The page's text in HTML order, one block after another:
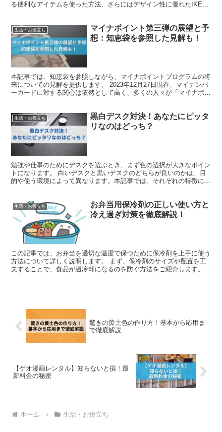
る便利なアイテムを使った方法、さらにはデザイン性に優れたIKEA
生活・お役立ち
マイナポイント第三弾の展望と予
想：知恵袋を参照した見解も！
本記事では、知恵袋を参照しながら、マイナポイントプログラムの将
来についての見解を提供します。 2023年12月27日現在、マイナンバ
ーカードに対する関心は依然として高く、多くの人々が「マイナポイ
生活・お役立ち
黒白デスク対決！あなたにピッタ
リなのはどっち？
勉強や仕事のためにデスクを選ぶとき、まず色の選択が大きなポイン
トになります。 白いデスクと黒いデスクのどちらが良いのかは、目
的や使う環境によって異なります。本記事では、それぞれの特徴につ
生活・お役立ち
お弁当用保冷剤の正しい使い方と
冷え過ぎ対策を徹底解説！
この記事では、お弁当を適切な温度で保つために保冷剤を上手に使う
方法について詳しく説明します。 まず、保冷剤のサイズや配置を工
夫することで、食品が過冷却になるのを防ぐ方法をご紹介します。
驚きの黄土色の作り方！基本から応用ま
で徹底解説
【ゲオ漫画レンタル】知らないと損！最
新料金の秘密
ホーム 生活・お役立ち